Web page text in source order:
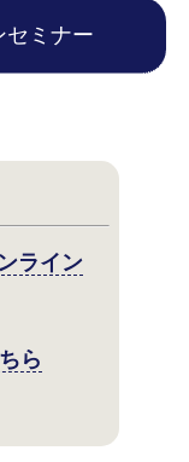
セミナー
ライン
ら